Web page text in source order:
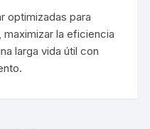
optimizadas para
la eficiencia
larga vida útil con